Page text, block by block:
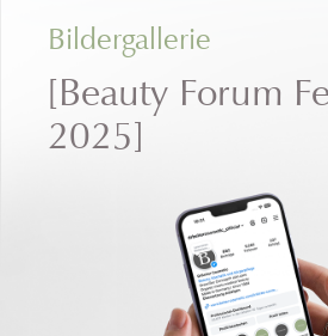
Bildergallerie
[Beauty Forum
2025]